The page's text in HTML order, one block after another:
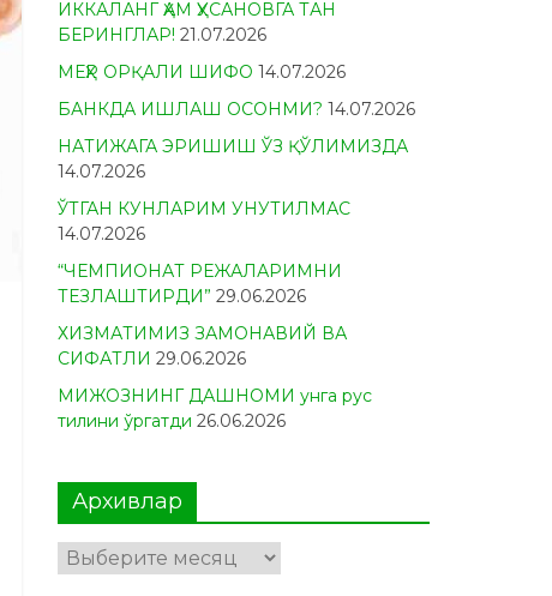
ИККАЛАНГ ҲАМ ҲУСАНОВГА ТАН
БЕРИНГЛАР! 21.07.2026
МЕҲР ОРҚАЛИ ШИФО 14.07.2026
БАНКДА ИШЛАШ ОСОНМИ? 14.07.2026
НАТИЖАГА ЭРИШИШ ЎЗ ҚЎЛИМИЗДА
14.07.2026
ЎТГАН КУНЛАРИМ УНУТИЛМАС
14.07.2026
“ЧЕМПИОНАТ РЕЖАЛАРИМНИ
ТЕЗЛАШТИРДИ” 29.06.2026
ХИЗМАТИМИЗ ЗАМОНАВИЙ ВА
СИФАТЛИ 29.06.2026
МИЖОЗНИНГ ДАШНОМИ унга рус
тилини ўргатди 26.06.2026
Архивлар
Архивлар